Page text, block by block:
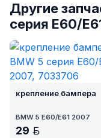
Другие
серия E60/
крепление бампера
BMW 5 E60/E61 2007
29